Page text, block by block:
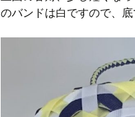
のバンドは白ですので、底